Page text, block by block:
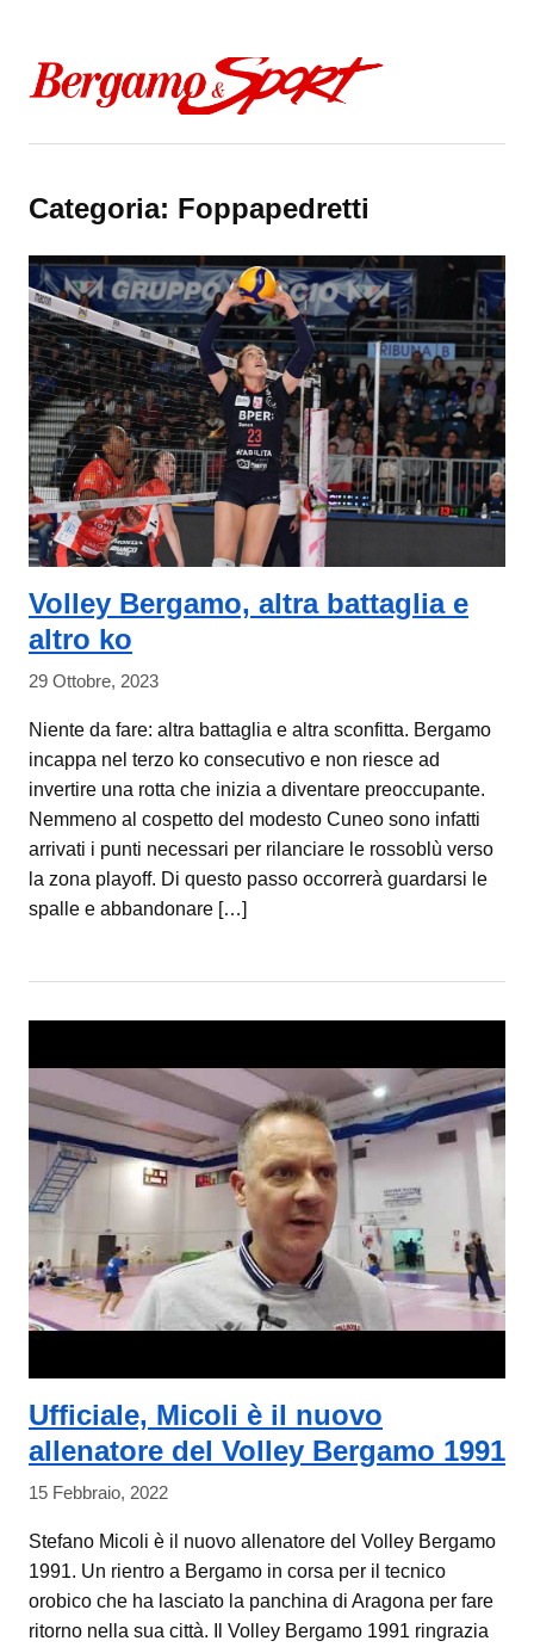
Categoria: Foppapedretti
Volley Bergamo, altra battaglia e
altro ko
29 Ottobre, 2023
Niente da fare: altra battaglia e altra sconfitta. Bergamo
incappa nel terzo ko consecutivo e non riesce ad
invertire una rotta che inizia a diventare preoccupante.
Nemmeno al cospetto del modesto Cuneo sono infatti
arrivati i punti necessari per rilanciare le rossoblù verso
la zona playoff. Di questo passo occorrerà guardarsi le
spalle e abbandonare […]
Ufficiale, Micoli è il nuovo
allenatore del Volley Bergamo 1991
15 Febbraio, 2022
Stefano Micoli è il nuovo allenatore del Volley Bergamo
1991. Un rientro a Bergamo in corsa per il tecnico
orobico che ha lasciato la panchina di Aragona per fare
ritorno nella sua città. Il Volley Bergamo 1991 ringrazia